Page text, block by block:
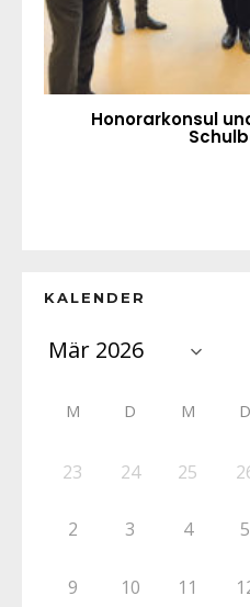
Honorarkonsul
KALENDER
M D M D
23 24 25
2 3 4 5
9 10 11